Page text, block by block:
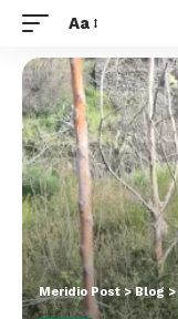
Aa
Meridio Post >Blog>